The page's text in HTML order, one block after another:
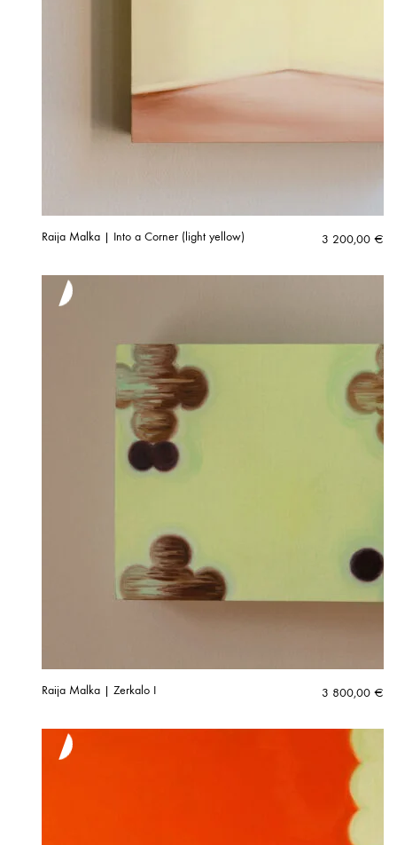
Raija Malka | Into a Corner (light yellow) 3 200,00 €
Raija Malka | Zerkalo I 3 800,00 €